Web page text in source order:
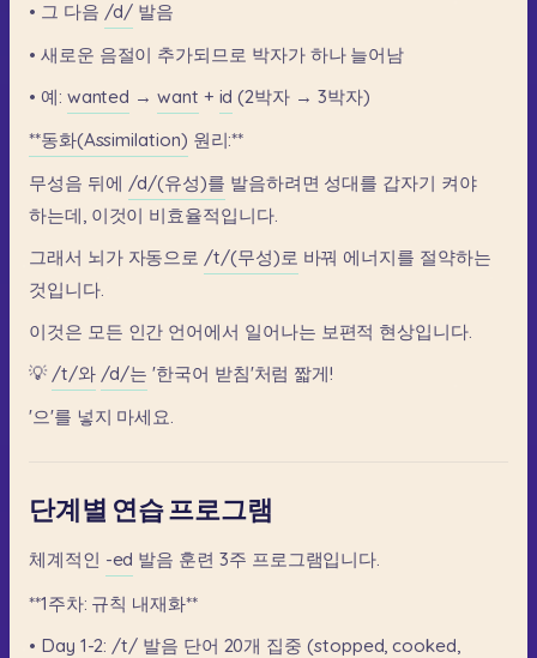
• 그 다음 /d/ 발음
• 새로운 음절이 추가되므로 박자가 하나 늘어남
• 예: wanted → want + id (2박자 → 3박자)
**동화(Assimilation) 원리:**
무성음 뒤에 /d/(유성)를 발음하려면 성대를 갑자기 켜야
하는데, 이것이 비효율적입니다.
그래서 뇌가 자동으로 /t/(무성)로 바꿔 에너지를 절약하는
것입니다.
이것은 모든 인간 언어에서 일어나는 보편적 현상입니다.
💡 /t/와 /d/는 '한국어 받침'처럼 짧게!
'으'를 넣지 마세요.
단계별 연습 프로그램
체계적인 -ed 발음 훈련 3주 프로그램입니다.
**1주차: 규칙 내재화**
• Day 1-2: /t/ 발음 단어 20개 집중 (stopped, cooked,